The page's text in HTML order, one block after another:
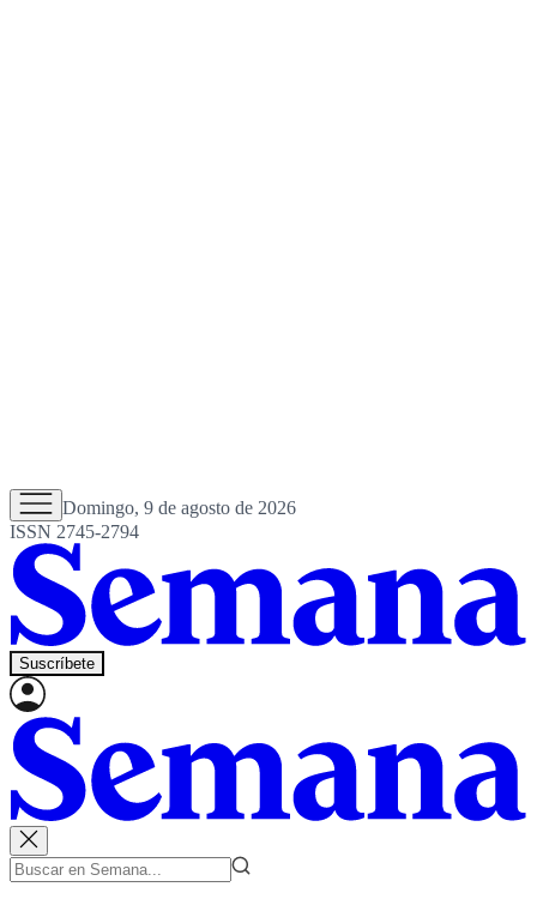
Domingo, 9 de agosto de 2026
ISSN 2745-2794
Suscríbete